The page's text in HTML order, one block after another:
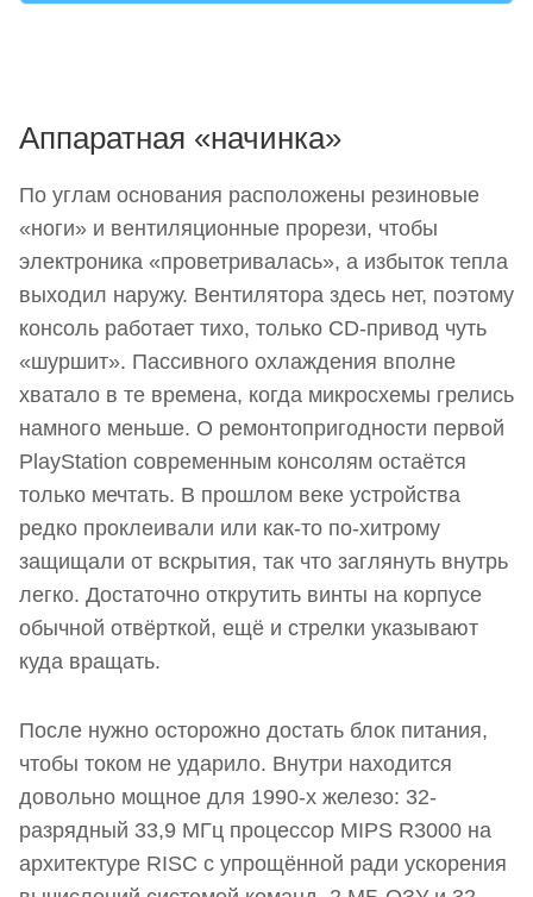
Аппаратная «начинка»
По углам основания расположены резиновые
«ноги» и вентиляционные прорези, чтобы
электроника «проветривалась», а избыток тепла
выходил наружу. Вентилятора здесь нет, поэтому
консоль работает тихо, только CD-привод чуть
«шуршит». Пассивного охлаждения вполне
хватало в те времена, когда микросхемы грелись
намного меньше. О ремонтопригодности первой
PlayStation современным консолям остаётся
только мечтать. В прошлом веке устройства
редко проклеивали или как-то по-хитрому
защищали от вскрытия, так что заглянуть внутрь
легко. Достаточно открутить винты на корпусе
обычной отвёрткой, ещё и стрелки указывают
куда вращать.
После нужно осторожно достать блок питания,
чтобы током не ударило. Внутри находится
довольно мощное для 1990-х железо: 32-
разрядный 33,9 МГц процессор MIPS R3000 на
архитектуре RISC с упрощённой ради ускорения